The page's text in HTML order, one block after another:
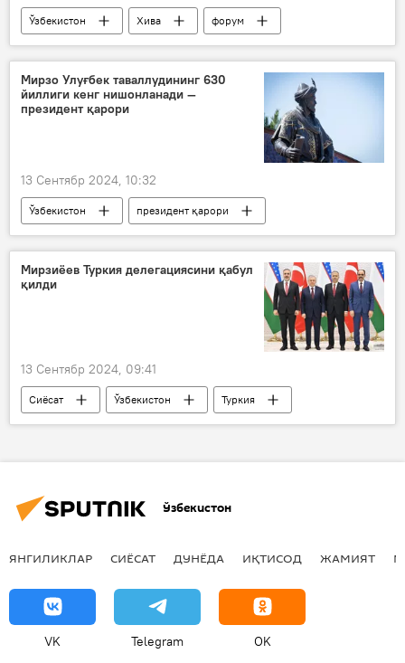
Ўзбекистон Хива
форум
Марказий Осиё
Ўзбекистон Олий Мажлиси Сенати
Танзила Норбоева
Сиёсат
Мирзо Улуғбек таваллудининг 630
йиллиги кенг нишонланади —
президент қарори
13 Сентябр 2024, 10:32
Ўзбекистон
президент қарори
Мирзо Улуғбек
Самарқанд
Маданият
Мирзиёев Туркия делегациясини қабул
қилди
13 Сентябр 2024, 09:41
Сиёсат Ўзбекистон
Туркия
Шавкат Мирзиёев
учрашув
Ўзбекистон
ЯНГИЛИКЛАР СИЁСАТ ДУНЁДА ИҚТИСОД ЖАМИЯТ
VK Telegram OK